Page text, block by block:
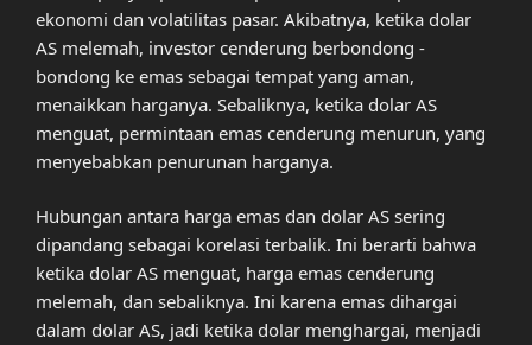
ekonomi dan volatilitas pasar. Akibatnya, ketika dolar
AS melemah, investor cenderung berbondong -
bondong ke emas sebagai tempat yang aman,
menaikkan harganya. Sebaliknya, ketika dolar AS
menguat, permintaan emas cenderung menurun, yang
menyebabkan penurunan harganya.
Hubungan antara harga emas dan dolar AS sering
dipandang sebagai korelasi terbalik. Ini berarti bahwa
ketika dolar AS menguat, harga emas cenderung
melemah, dan sebaliknya. Ini karena emas dihargai
dalam dolar AS, jadi ketika dolar menghargai, menjadi